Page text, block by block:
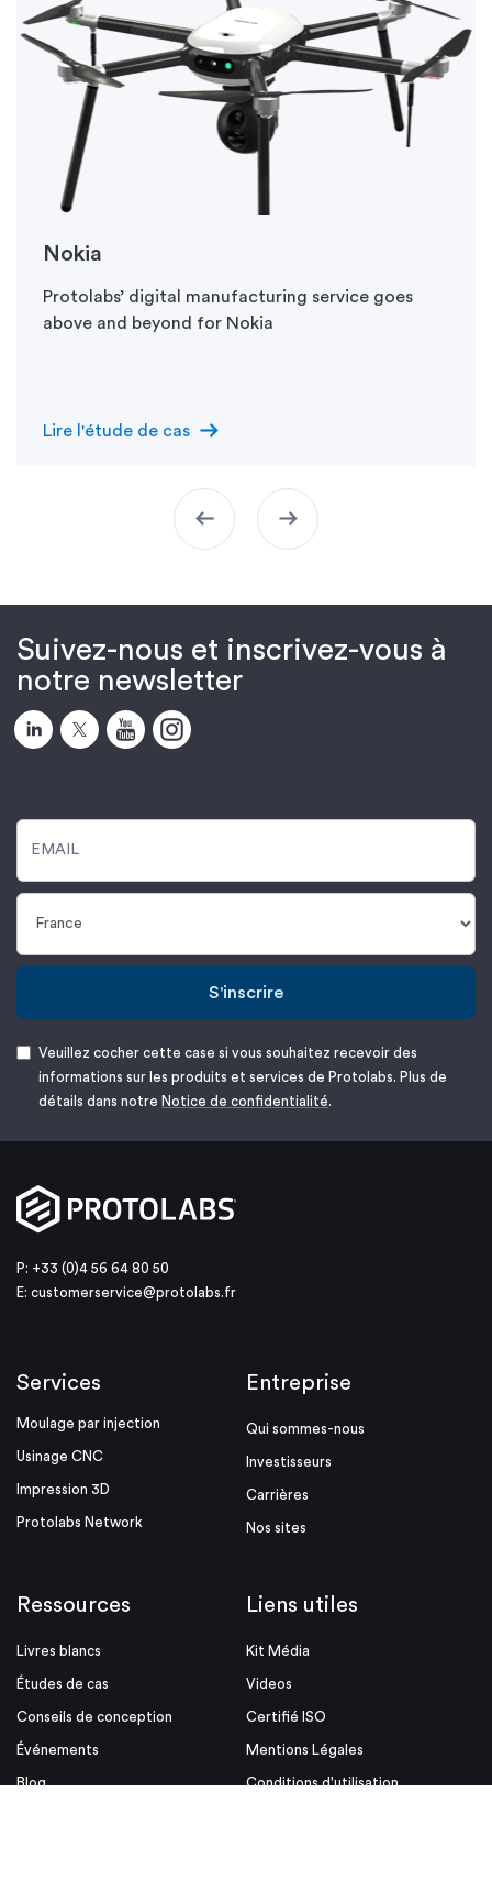
Nokia
Protolabs’ digital manufacturing service goes
above and beyond for Nokia
Lire l'étude de cas arrow_right_alt
arrow_left_alt arrow_right_alt
Suivez-nous et inscrivez-vous à
notre newsletter
S'inscrire
Veuillez cocher cette case si vous souhaitez recevoir des
informations sur les produits et services de Protolabs. Plus de
détails dans notre Notice de confidentialité.
P: +33 (0)4 56 64 80 50
E: customerservice@protolabs.fr
Services
Moulage par injection
Usinage CNC
Impression 3D
Protolabs Network
Entreprise
Qui sommes-nous
Investisseurs
Carrières
Nos sites
Ressources
Livres blancs
Études de cas
Conseils de conception
Événements
Blog
Liens utiles
Kit Média
Videos
Certifié ISO
Mentions Légales
Conditions d'utilisation